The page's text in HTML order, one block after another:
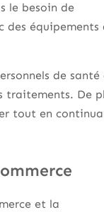
le besoin de
des équipements
de santé
traitements. De
tout en
et la